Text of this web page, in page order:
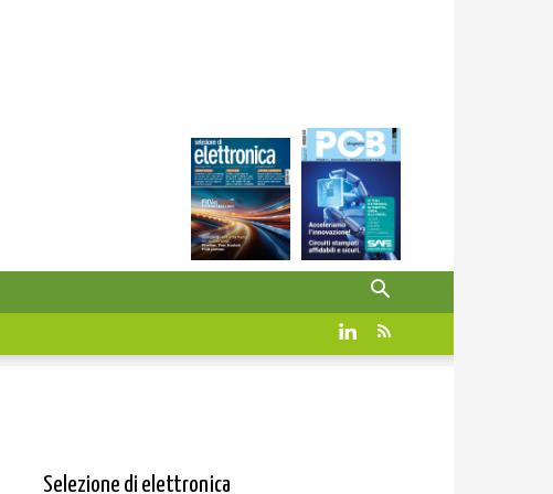
Selezione di elettronica